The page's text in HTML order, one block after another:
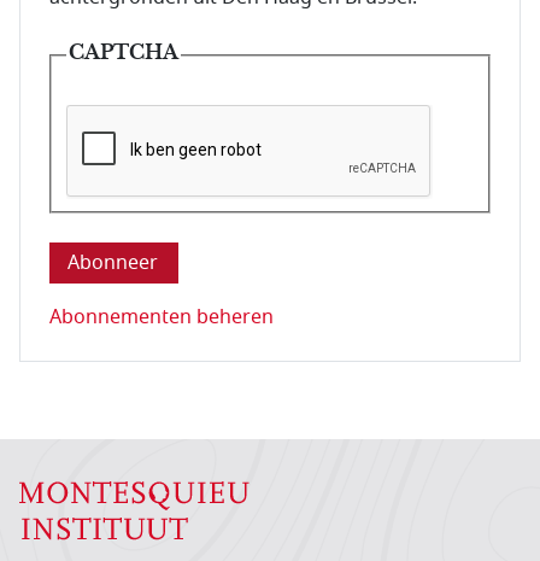
CAPTCHA
Deze vraag is om te controleren dat u een mens
Abonnementen beheren